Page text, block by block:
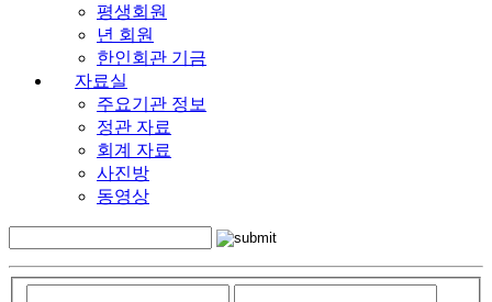
평생회원
년 회원
한인회관 기금
자료실
주요기관 정보
정관 자료
회계 자료
사진방
동영상